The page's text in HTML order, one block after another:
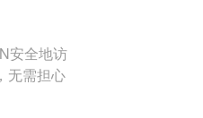
安全地访
无需担心